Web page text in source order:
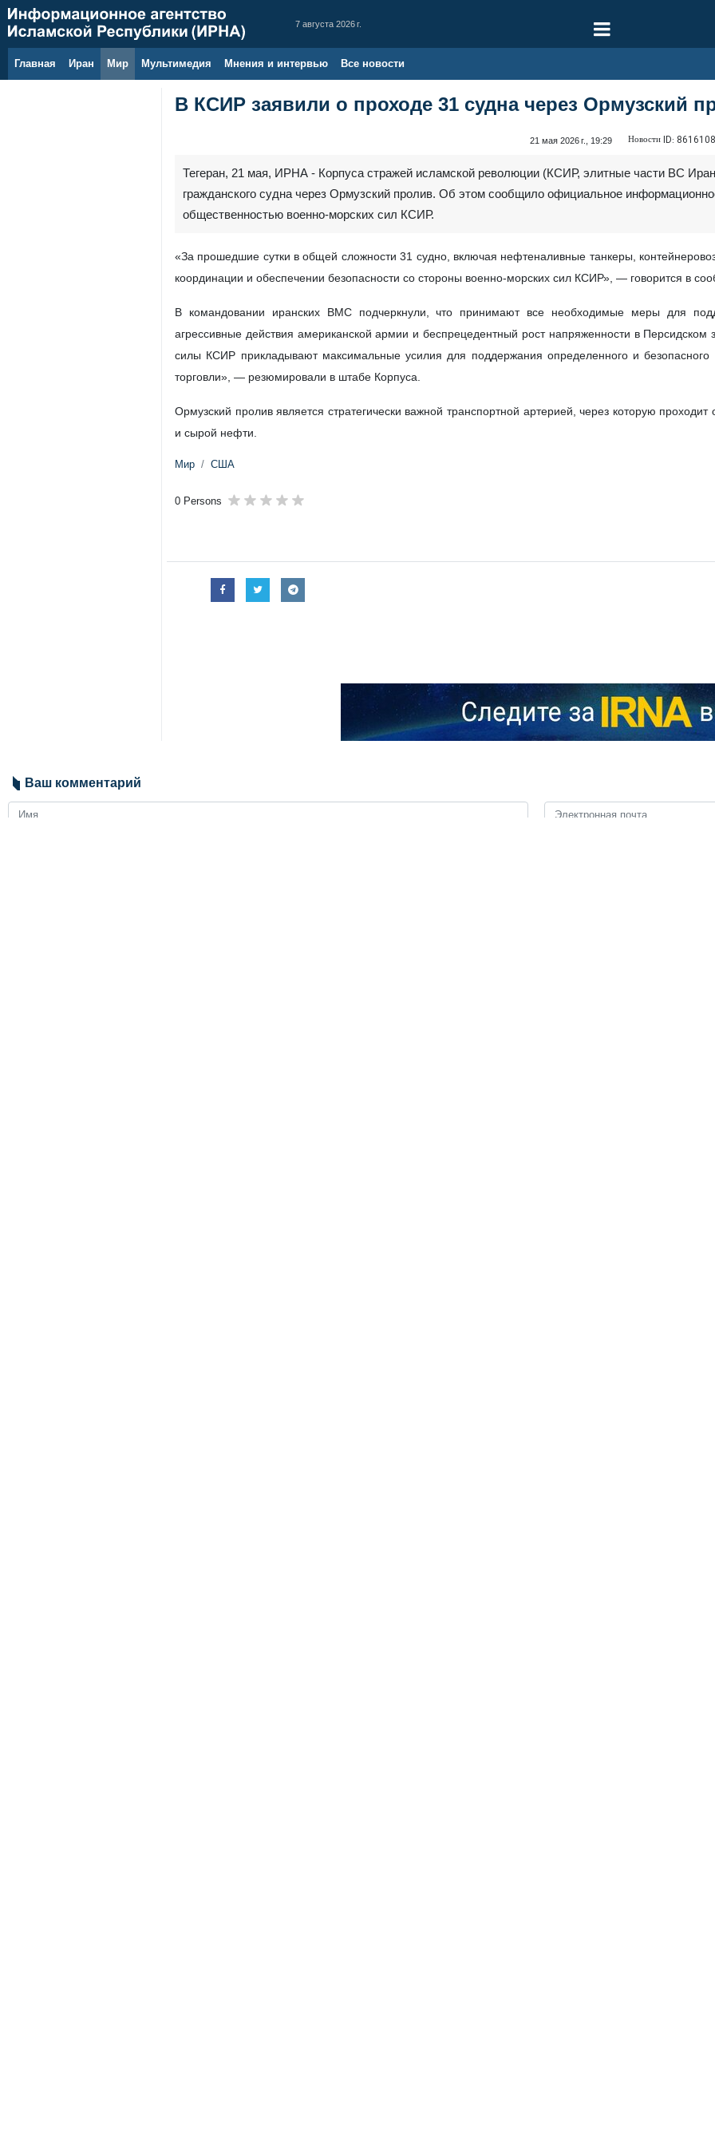
7 августа 2026 г.
Главная Иран Мир Мультимедия Мнения и интервью Все новости
В КСИР заявили о проходе 31 судна через Ормузский
21 мая 2026 г., 19:29 Новости ID:
Тегеран, 21 мая, ИРНА - Корпуса стражей исламской революции (КСИР, элитные части ВС
гражданского судна через Ормузский пролив. Об этом сообщило официальное
общественностью военно-морских сил КСИР.
«За прошедшие сутки в общей сложности 31 судно, включая нефтеналивные танкеры,
координации и обеспечении безопасности со стороны военно-морских сил КСИР», — говорится в
В командовании иранских ВМС подчеркнули, что принимают все необходимые меры для
агрессивные действия американской армии и беспрецедентный рост напряженности в
силы КСИР прикладывают максимальные усилия для поддержания определенного и
торговли», — резюмировали в штабе Корпуса.
Ормузский пролив является стратегически важной транспортной артерией, через которую
и сырой нефти.
Мир США
0 Persons
Ваш комментарий